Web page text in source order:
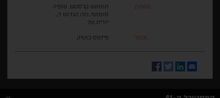
משחק
תומאש קרסטש, סופיה
סומושי, גזה הגדוש ד.,
יודית של
מקור פילמס בוטיק
Email
LinkedIn
Twitter
Facebook